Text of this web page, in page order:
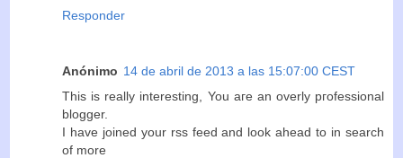
Responder
Anónimo 14 de abril de 2013 a las 15:07:00 CEST
This is really intеrestіng, You aгe an οverly pгofesѕional
blοgger.
I have joined уоur rss feed anԁ look ahead to in search
of morе